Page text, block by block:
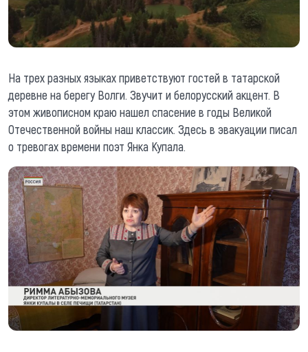
На трех разных языках приветствуют гостей в татарской
деревне на берегу Волги. Звучит и белорусский акцент. В
этом живописном краю нашел спасение в годы Великой
Отечественной войны наш классик. Здесь в эвакуации писал
о тревогах времени поэт Янка Купала.